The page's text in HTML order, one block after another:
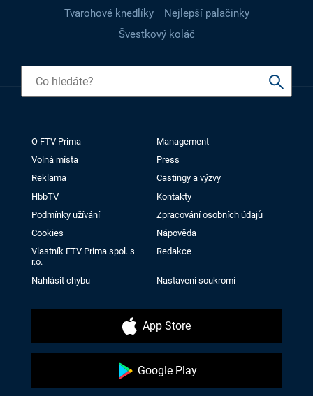
Tvarohové knedlíky
Nejlepší palačinky
Švestkový koláč
O FTV Prima
Management
Volná místa
Press
Reklama
Castingy a výzvy
HbbTV
Kontakty
Podmínky užívání
Zpracování osobních údajů
Cookies
Nápověda
Vlastník FTV Prima spol. s
r.o.
Redakce
Nahlásit chybu Nastavení soukromí
App Store
Google Play